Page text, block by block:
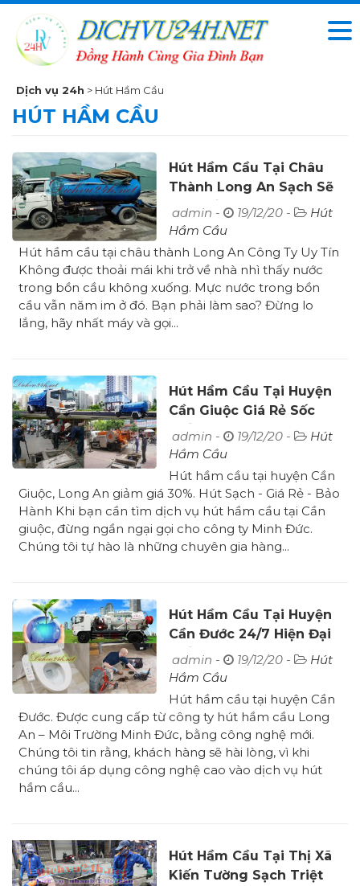
Dịch vụ 24h > Hút Hầm Cầu
HÚT HẦM CẦU
Hút Hầm Cầu Tại Châu
Thành Long An Sạch Sẽ
Giá Tiết Kiệm
admin - 19/12/20 -
Hút
Hầm Cầu
Hút hầm cầu tại châu thành Long An Công Ty Uy Tín
Không được thoải mái khi trở về nhà nhì thấy nước
trong bồn cầu không xuống. Mực nước trong bồn
cầu vẫn năm im ở đó. Bạn phải làm sao? Đừng lo
lắng, hãy nhất máy và gọi...
Hút Hầm Cầu Tại Huyện
Cần Giuộc Giá Rẻ Sốc
Tiết Kiệm 30%
admin - 19/12/20 -
Hút
Hầm Cầu
Hút hầm cầu tại huyện Cần
Giuộc, Long An giảm giá 30%. Hút Sạch - Giá Rẻ - Bảo
Hành Khi bạn cần tìm dịch vụ hút hầm cầu tại Cần
giuộc, đừng ngần ngại gọi cho công ty Minh Đức.
Chúng tôi tự hào là những chuyên gia hàng...
Hút Hầm Cầu Tại Huyện
Cần Đước 24/7 Hiện Đại
Tiết Kiệm
admin - 19/12/20 -
Hút
Hầm Cầu
Hút hầm cầu tại huyện Cần
Đước. Được cung cấp từ công ty hút hầm cầu Long
An – Môi Trường Minh Đức, bằng công nghệ mới.
Chúng tôi tin rằng, khách hàng sẽ hài lòng, vì khi
chúng tôi áp dụng công nghệ cao vào dịch vụ hút
hầm cầu...
Hút Hầm Cầu Tại Thị Xã
Kiến Tường Sạch Triệt